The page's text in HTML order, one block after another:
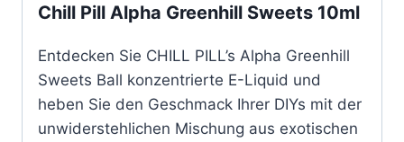
Chill Pill Alpha Greenhill Sweets 10ml
Entdecken Sie CHILL PILL’s Alpha Greenhill
Sweets Ball konzentrierte E-Liquid und
heben Sie den Geschmack Ihrer DIYs mit der
unwiderstehlichen Mischung aus exotischen